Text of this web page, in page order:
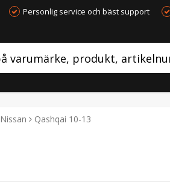
Personlig service och bäst support
Nissan Qashqai 10-13